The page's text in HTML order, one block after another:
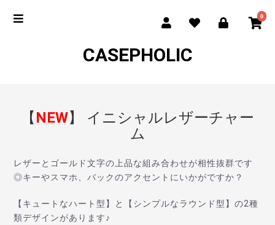
0
CASEPHOLIC
【NEW】
イニシャルレザーチャー
ム
レザーとゴールド文字の上品な組み合わせが相性抜群です
◎キーやスマホ、バックのアクセントにいかがですか？
【キュートなハート型】と【シンプルなラウンド型】の2種
類デザインがあります♪